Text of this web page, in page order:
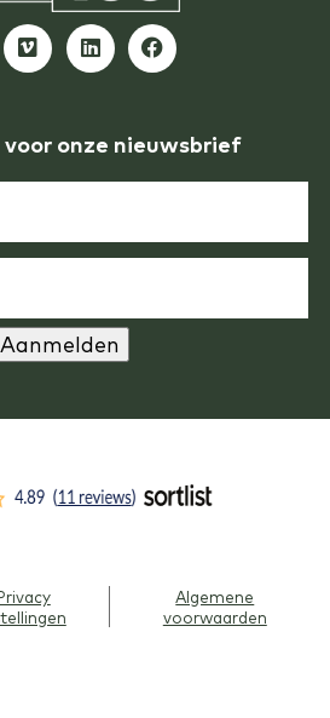
voor onze nieuwsbrief
Aanmelden
Algemene
voorwaarden